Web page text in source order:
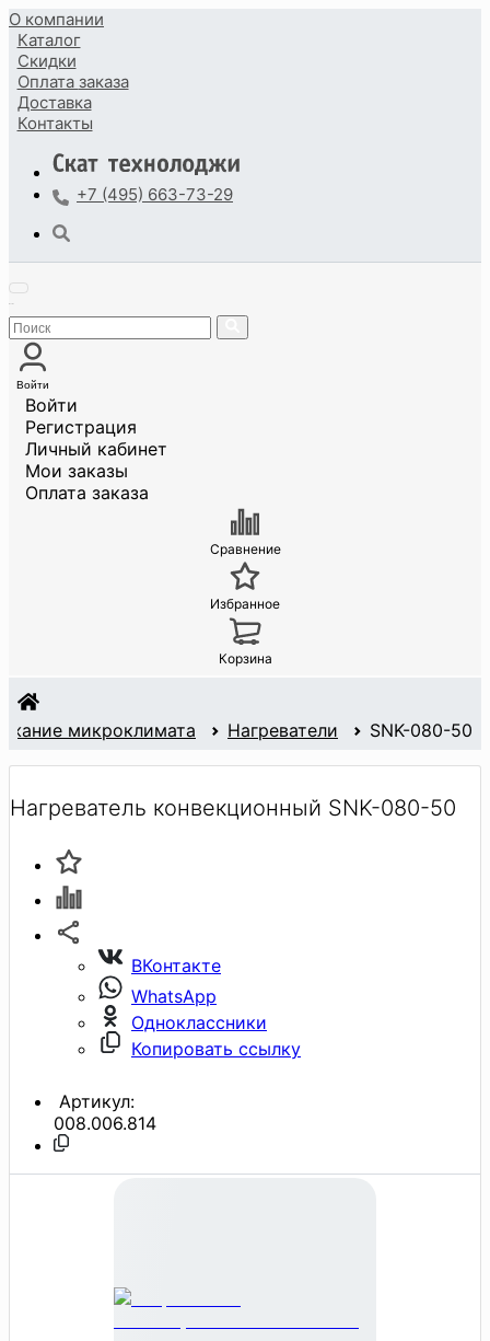
О компании
Каталог
Скидки
Оплата заказа
Доставка
Контакты
+7 (495) 663-73-29
Войти
Войти
Регистрация
Личный кабинет
Мои заказы
Оплата заказа
Сравнение
Избранное
Корзина
микроклимата Нагреватели SNK-080-50
Нагреватель конвекционный SNK-080-50
ВКонтакте
WhatsApp
Одноклассники
Копировать ссылку
Артикул:
008.006.814